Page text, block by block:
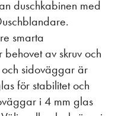
duschkabinen med
smarta
av skruv och
sidoväggar är
för stabilitet och
i 4 mm glas